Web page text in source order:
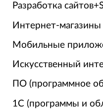
Разработка
Интернет-магазины
Мобильные
Искусственный
ПО (программное
1С (программы и